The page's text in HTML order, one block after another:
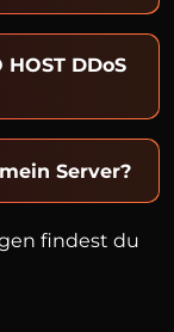
DDoS
Server?
findest du